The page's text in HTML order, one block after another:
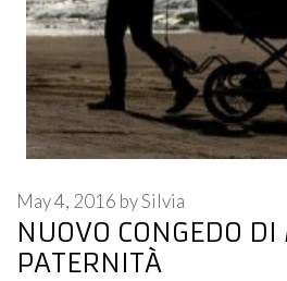
NUOVO CONGEDO
PATERNITÀ
May 4, 2016 bySilvia